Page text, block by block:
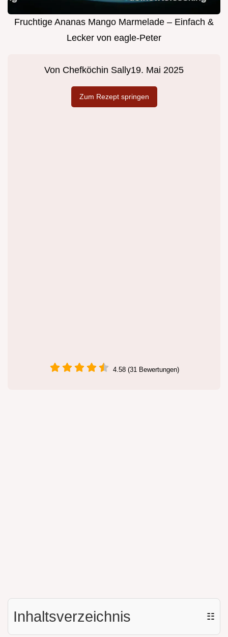
Fruchtige Ananas Mango Marmelade – Einfach &
Lecker von eagle-Peter
Von Chefköchin Sally19. Mai 2025
Zum Rezept springen
4.58 (31 Bewertungen)
Inhaltsverzeichnis ☷